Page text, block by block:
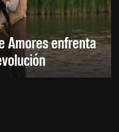
Amores enfrenta